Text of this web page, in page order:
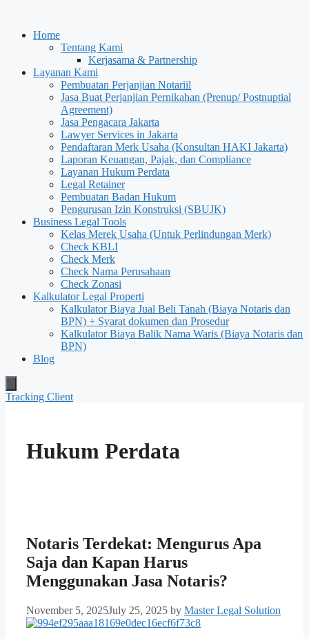
Home
Tentang Kami
Kerjasama & Partnership
Layanan Kami
Pembuatan Perjanjian Notariil
Jasa Buat Perjanjian Pernikahan (Prenup/ Postnuptial
Agreement)
Jasa Pengacara Jakarta
Lawyer Services in Jakarta
Pendaftaran Merk Usaha (Konsultan HAKI Jakarta)
Laporan Keuangan, Pajak, dan Compliance
Layanan Hukum Perdata
Legal Retainer
Pembuatan Badan Hukum
Pengurusan Izin Konstruksi (SBUJK)
Business Legal Tools
Kelas Merek Usaha (Untuk Perlindungan Merk)
Check KBLI
Check Merk
Check Nama Perusahaan
Check Zonasi
Kalkulator Legal Properti
Kalkulator Biaya Jual Beli Tanah (Biaya Notaris dan
BPN) + Syarat dokumen dan Prosedur
Kalkulator Biaya Balik Nama Waris (Biaya Notaris dan
BPN)
Blog
Toggle
Menu
Tracking Client
Hukum Perdata
Notaris Terdekat: Mengurus Apa
Saja dan Kapan Harus
Menggunakan Jasa Notaris?
November 5, 2025July 25, 2025 by Master Legal Solution